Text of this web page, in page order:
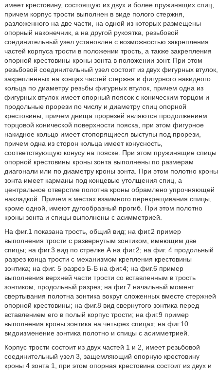
имеет крестовину, состоящую из двух и более пружинящих спиц,
причем корпус трости выполнен в виде полого стержня,
разложенного на две части, на одной из которых размещены
опорный наконечник, а на другой рукоятка, резьбовой
соединительный узел установлен с возможностью закрепления
частей корпуса трости в положении трость, а также закрепления
опорной крестовины кроны зонта в положении зонт. При этом
резьбовой соединительный узел состоит из двух фигурных втулок,
закрепленных на концах частей стержня и фигурного накидного
кольца по диаметру резьбы фигурных втулок, причем одна из
фигурных втулок имеет опорный поясок с коническим торцом и
продольные прорези по числу и диаметру спиц опорной
крестовины, причем днища прорезей являются продолжением
торцовой конической поверхности пояска, при этом фигурное
накидное кольцо имеет стопорящиеся выступы под прорези,
причем одна из сторон кольца имеет конусность,
соответствующую конусу на пояске. При этом пружинящие спицы
опорной крестовины кроны зонта выполнены по размерам
диагонали или по диаметру кроны зонта. При этом полотно кроны
зонта имеет карманы под концевые утолщения спиц, а
центральное отверстие полотна кроны обрамлено упрочняющей
накладкой. Причем в местах взаимного перекрещивания спицы,
кроме одной, имеют дугообразный прогиб. При этом полотно
кроны зонта и спицы выполнены с асимметрией.
На фиг.1 показана трость, общий вид; на фиг.2 пример
выполнения трости с развернутым зонтиком, имеющим две
спицы; на фиг.3 вид по стрелке А на фиг.2; на фиг. 4 продольный
разрез конца трости с механизмом крепления крестовины
зонтика; на фиг. 5 разрез Б-Б на фиг.4; на фиг.6 пример
выполнения верхней части трости со вставленным в трость
зонтиком, продольный разрез; на фиг.7 начальный момент
свертывания полотна зонтика вокруг сложенных вместе стержней
опорной крестовины; на фиг.8 вид свернутого зонтика перед
вставлением его в полый корпус трости; на фиг.9 пример
выполнения кроны зонтика на четырех спицах; на фиг.10
видоизменение зонтика полотно и спицы с асимметрией.
Корпус трости состоит из двух частей 1 и 2, имеет резьбовой
соединительный узел 3, защемляющий опорную крестовину
кроны 4 зонта 1, при этом опорная крестовина состоит из двух и